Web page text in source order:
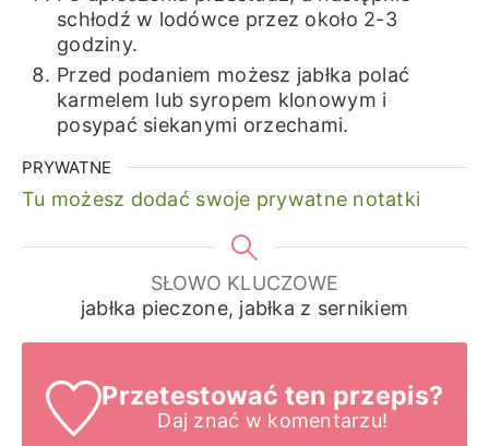
schłodź w lodówce przez około 2-3
godziny.
Przed podaniem możesz jabłka polać
karmelem lub syropem klonowym i
posypać siekanymi orzechami.
PRYWATNE
Tu możesz dodać swoje prywatne notatki
SŁOWO KLUCZOWE
jabłka pieczone, jabłka z sernikiem
Przetestować ten przepis?
Daj znać w komentarzu!